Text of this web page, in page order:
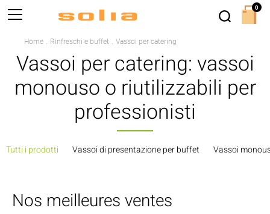
Home Rinfreschi e buffet Vassoi per catering
Vassoi per catering: vassoi
monouso o riutilizzabili per
professionisti
Tutti i prodotti Vassoi di presentazione per buffet Vassoi
Nos meilleures ventes
0